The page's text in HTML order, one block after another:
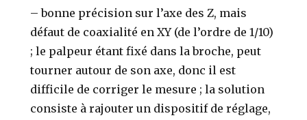
– bonne précision sur l’axe des Z, mais
défaut de coaxialité en XY (de l’ordre de 1/10)
; le palpeur étant fixé dans la broche, peut
tourner autour de son axe, donc il est
difficile de corriger le mesure ; la solution
consiste à rajouter un dispositif de réglage,